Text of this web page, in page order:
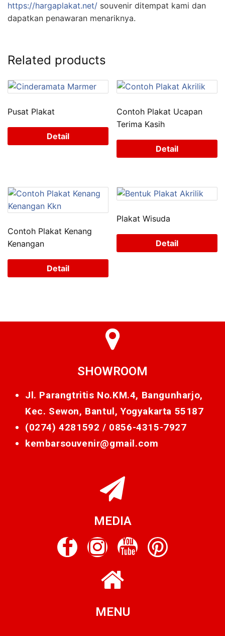
https://hargaplakat.net/ souvenir ditempat kami dan
dapatkan penawaran menariknya.
Related products
Pusat Plakat
Detail
Contoh Plakat Ucapan
Terima Kasih
Detail
Contoh Plakat Kenang
Kenangan
Detail
Plakat Wisuda
Detail
SHOWROOM
Jl. Parangtritis No.KM.4, Bangunharjo,
Kec. Sewon, Bantul, Yogyakarta 55187
(0274) 4281592 / 0856-4315-7927
kembarsouvenir@gmail.com
MEDIA
MENU